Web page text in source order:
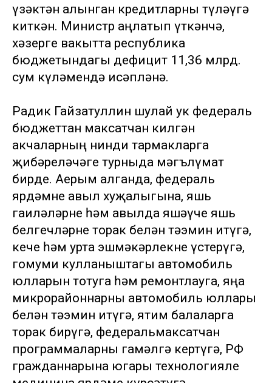
үзәктән алынган кредитларны түләүгә
киткән. Министр аңлатып үткәнчә,
хәзерге вакытта республика
бюджетындагы дефицит 11,36 млрд.
сум күләмендә исәпләнә.
Радик Гайзатуллин шулай ук федераль
бюджеттан максатчан килгән
акчаларның нинди тармакларга
җибәреләчәге турныда мәгълүмат
бирде. Аерым алганда, федераль
ярдәмне авыл хуҗалыгына, яшь
гаиләләрне һәм авылда яшәүче яшь
белгечләрне торак белән тәэмин итүгә,
кече һәм урта эшмәкәрлекне үстерүгә,
гомуми кулланыштагы автомобиль
юлларын тотуга һәм ремонтлауга, яңа
микрорайоннарны автомобиль юллары
белән тәэмин итүгә, ятим балаларга
торак бирүгә, федеральмаксатчан
программаларны гамәлгә кертүгә, РФ
гражданнарына югары технологияле